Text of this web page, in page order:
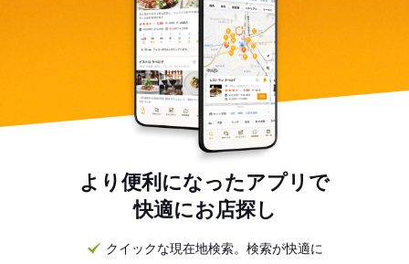
より便利になったアプリで
快適にお店探し
クイックな現在地検索。検索が快適に